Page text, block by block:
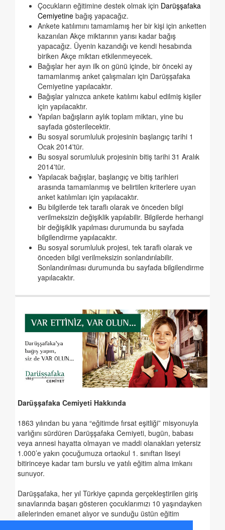
Çocukların eğitimine destek olmak için Darüşşafaka
Cemiyetine bağış yapacağız.
Ankete katılımını tamamlamış her bir kişi için anketten
kazanılan Akçe miktarının yarısı kadar bağış
yapacağız. Üyenin kazandığı ve kendi hesabında
biriken Akçe miktarı etkilenmeyecek.
Bağışlar her ayın ilk on günü içinde, bir önceki ay
tamamlanmış anket çalışmaları için Darüşşafaka
Cemiyetine yapılacaktır.
Bağışlar yalnızca ankete katılımı kabul edilmiş kişiler
için yapılacaktır.
Yapılan bağışların aylık toplam miktarı, yine bu
sayfada gösterilecektir.
Bu sosyal sorumluluk projesinin başlangıç tarihi 1
Ocak 2014'tür.
Bu sosyal sorumluluk projesinin bitiş tarihi 31 Aralık
2014'tür.
Yapılacak bağışlar, başlangıç ve bitiş tarihleri
arasında tamamlanmış ve belirtilen kriterlere uyan
anket katılımları için yapılacaktır.
Bu bilgilerde tek taraflı olarak ve önceden bilgi
verilmeksizin değişiklik yapılabilir. Bilgilerde herhangi
bir değişiklik yapılması durumunda bu sayfada
bilgilendirme yapılacaktır.
Bu sosyal sorumluluk projesi, tek taraflı olarak ve
önceden bilgi verilmeksizin sonlandırılabilir.
Sonlandırılması durumunda bu sayfada bilgilendirme
yapılacaktır.
Darüşşafaka Cemiyeti Hakkında
1863 yılından bu yana “eğitimde fırsat eşitliği” misyonuyla
varlığını sürdüren Darüşşafaka Cemiyeti, bugün, babası
veya annesi hayatta olmayan ve maddi olanakları yetersiz
1.000’e yakın çocuğumuza ortaokul 1. sınıftan liseyi
bitirinceye kadar tam burslu ve yatılı eğitim alma imkanı
sunuyor.
Darüşşafaka, her yıl Türkiye çapında gerçekleştirilen giriş
sınavlarında başarı gösteren çocuklarımızı 10 yaşındayken
ailelerinden emanet alıyor ve sunduğu üstün eğitim
olanaklarıyla, onların düşünen, araştıran, sorgulayan,